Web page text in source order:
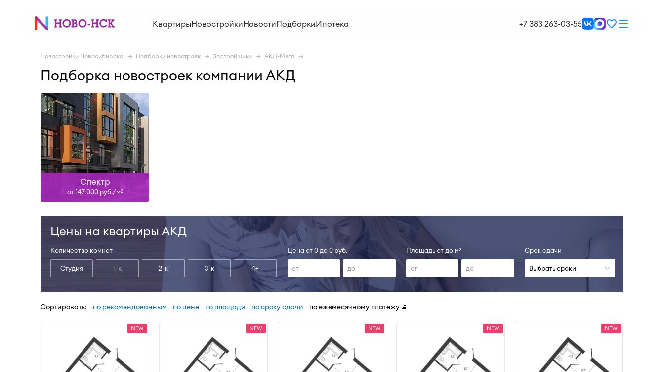
КвартирыНовостройкиНовостиПодборкиИпотека +7 383 263-03-55
Новостройки Новосибирска Подборки новостроек Застройщики АКД-Мета
Подборка новостроек компании АКД
Спектр
от 147 000 руб./м2
Сдан, II-28, III-28
Цены на квартиры АКД
Количество комнат
Студия 1-к 2-к 3-к 4+
Цена от 0 до 0 руб. Площадь от до м2 Срок сдачи
Выбрать сроки
Сортировать: по рекомендованным по цене по площади по сроку сдачи по ежемесячному платежу
NEW NEW NEW NEW NEW